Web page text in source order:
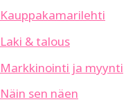
Kauppakamarilehti
Laki & talous
Markkinointi ja myynti
Näin sen näen